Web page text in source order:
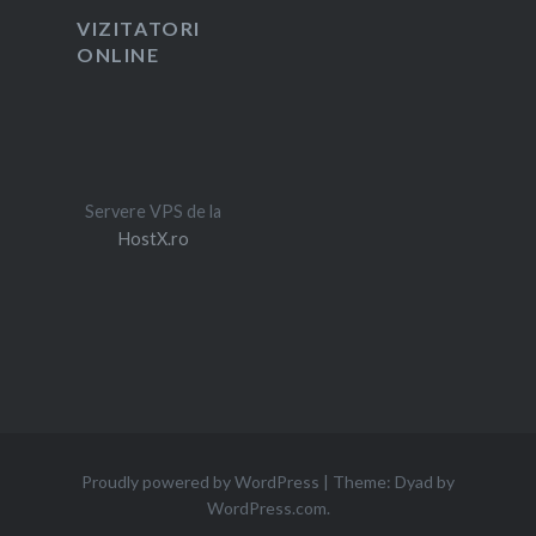
VIZITATORI
ONLINE
Servere VPS de la
HostX.ro
Proudly powered by WordPress | Theme: Dyad by
WordPress.com.